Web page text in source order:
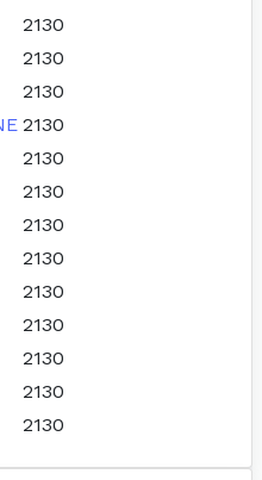
2130
2130
2130
2130
2130
2130
2130
2130
2130
2130
2130
2130
2130